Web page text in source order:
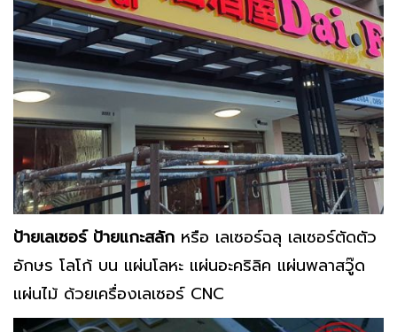
ป้ายเลเซอร์ ป้ายแกะสลัก หรือ เลเซอร์ฉลุ เลเซอร์ตัดตัว
อักษร โลโก้ บน แผ่นโลหะ แผ่นอะคริลิค แผ่นพลาสวู๊ด
แผ่นไม้ ด้วยเครื่องเลเซอร์ CNC